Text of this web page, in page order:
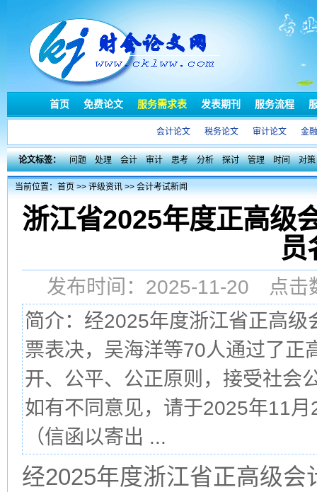
首页 免费论文 服务需求表 发表期刊 服务流程
会计论文 税务论文 审计论文 金
论文标签： 问题 处理 会计 审计 思考 分析 探讨 管理 时间 对策
当前位置：首页>>评级资讯>>会计考试新闻
浙江省2025年度正高级
员
发布时间：2025-11-20 点
简介：经2025年度浙江省正高
票表决，吴海洋等70人通过了正
开、公平、公正原则，接受社会
如有不同意见，请于2025年11
（信函以寄出 ...
经2025年度浙江省正高级